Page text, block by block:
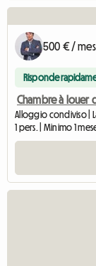
500 € /
Risponde
Chambre à louer
Alloggio condiviso |
1 pers. | Minimo 1